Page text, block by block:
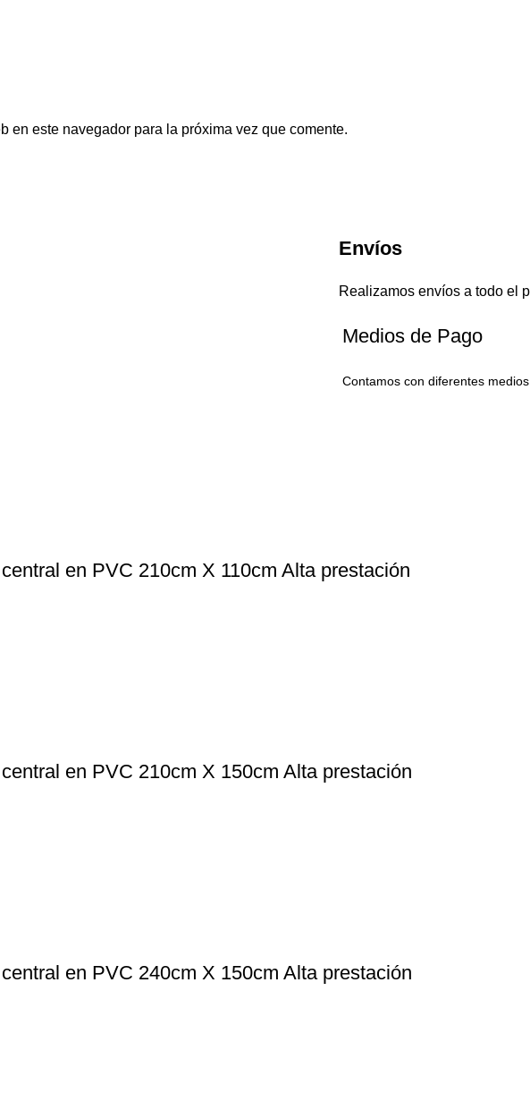
en este navegador para la próxima vez que comente.
Envíos
Realizamos envíos a todo el
Medios de Pago
Contamos con diferentes
en PVC 210cm X 110cm Alta prestación
en PVC 210cm X 150cm Alta prestación
en PVC 240cm X 150cm Alta prestación